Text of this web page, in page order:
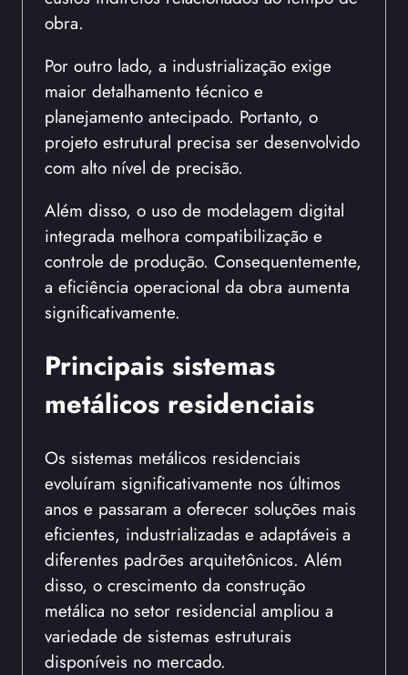
obra.
Por outro lado, a industrialização exige
maior detalhamento técnico e
planejamento antecipado. Portanto, o
projeto estrutural precisa ser desenvolvido
com alto nível de precisão.
Além disso, o uso de modelagem digital
integrada melhora compatibilização e
controle de produção. Consequentemente,
a eficiência operacional da obra aumenta
significativamente.
Principais sistemas
metálicos residenciais
Os sistemas metálicos residenciais
evoluíram significativamente nos últimos
anos e passaram a oferecer soluções mais
eficientes, industrializadas e adaptáveis a
diferentes padrões arquitetônicos. Além
disso, o crescimento da construção
metálica no setor residencial ampliou a
variedade de sistemas estruturais
disponíveis no mercado.